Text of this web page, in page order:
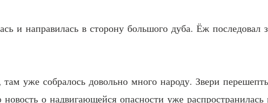
и направилась в сторону большого дуба. Ёж последовал
уже собралось довольно много народу. Звери
о надвигающейся опасности уже распространилась